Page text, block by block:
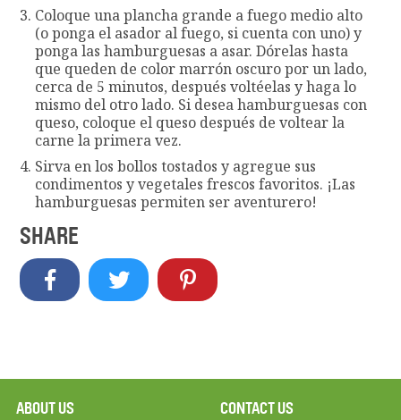
Coloque una plancha grande a fuego medio alto
(o ponga el asador al fuego, si cuenta con uno) y
ponga las hamburguesas a asar. Dórelas hasta
que queden de color marrón oscuro por un lado,
cerca de 5 minutos, después voltéelas y haga lo
mismo del otro lado. Si desea hamburguesas con
queso, coloque el queso después de voltear la
carne la primera vez.
Sirva en los bollos tostados y agregue sus
condimentos y vegetales frescos favoritos. ¡Las
hamburguesas permiten ser aventurero!
SHARE
ABOUT US CONTACT US